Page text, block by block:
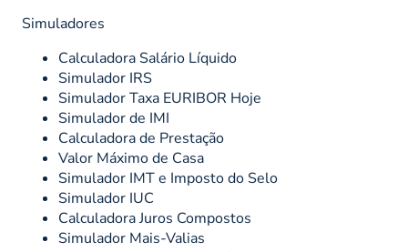
Simuladores
Calculadora Salário Líquido
Simulador IRS
Simulador Taxa EURIBOR Hoje
Simulador de IMI
Calculadora de Prestação
Valor Máximo de Casa
Simulador IMT e Imposto do Selo
Simulador IUC
Calculadora Juros Compostos
Simulador Mais-Valias